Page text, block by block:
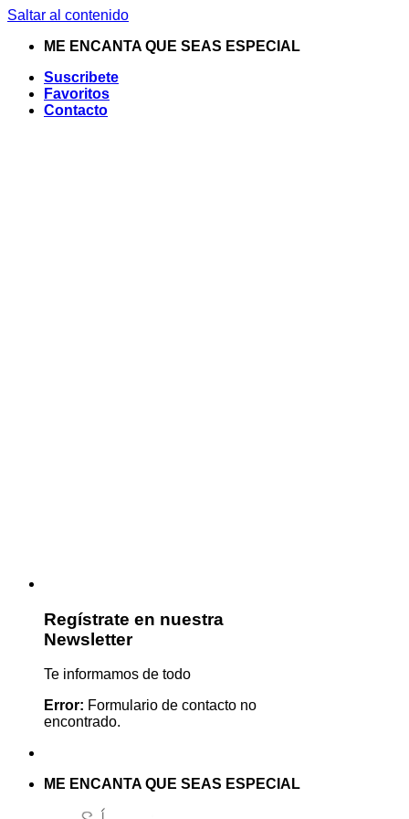
Saltar al contenido
ME ENCANTA QUE SEAS ESPECIAL
Suscribete
Favoritos
Contacto
Regístrate en nuestra
Newsletter
Te informamos de todo
Error: Formulario de contacto no
encontrado.
ME ENCANTA QUE SEAS ESPECIAL